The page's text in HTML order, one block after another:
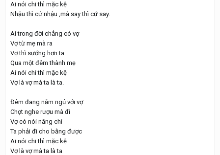
Ai nói chi thì mặc kệ
Nhậu thì cứ nhậu ,mà say thì cứ say.
Ai trong đời chẳng có vợ
Vợ từ mẹ mà ra
Vợ thì sướng hơn ta
Qua một đêm thành mẹ
Ai nói chi thì mặc kệ
Vợ là vợ mà ta là ta.
Đêm đang nằm ngủ với vợ
Chợt nghe rượu mà đi
Vợ có nói năng chi
Ta phải đi cho bằng được
Ai nói chi thì mặc kệ
Vợ là vợ mà ta là ta